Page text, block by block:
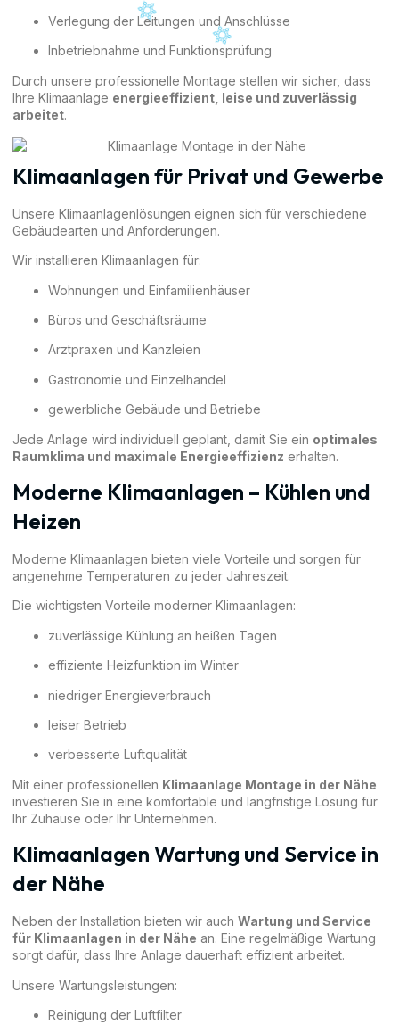
Verlegung der Leitungen und Anschlüsse
Inbetriebnahme und Funktionsprüfung
Durch unsere professionelle Montage stellen wir sicher, dass
Ihre Klimaanlage energieeffizient, leise und zuverlässig
arbeitet.
Klimaanlagen für Privat und Gewerbe
Unsere Klimaanlagenlösungen eignen sich für verschiedene
Gebäudearten und Anforderungen.
Wir installieren Klimaanlagen für:
Wohnungen und Einfamilienhäuser
Büros und Geschäftsräume
Arztpraxen und Kanzleien
Gastronomie und Einzelhandel
gewerbliche Gebäude und Betriebe
Jede Anlage wird individuell geplant, damit Sie ein optimales
Raumklima und maximale Energieeffizienz erhalten.
Moderne Klimaanlagen – Kühlen und
Heizen
Moderne Klimaanlagen bieten viele Vorteile und sorgen für
angenehme Temperaturen zu jeder Jahreszeit.
Die wichtigsten Vorteile moderner Klimaanlagen:
zuverlässige Kühlung an heißen Tagen
effiziente Heizfunktion im Winter
niedriger Energieverbrauch
leiser Betrieb
verbesserte Luftqualität
Mit einer professionellen Klimaanlage Montage in der Nähe
investieren Sie in eine komfortable und langfristige Lösung für
Ihr Zuhause oder Ihr Unternehmen.
Klimaanlagen Wartung und Service in
der Nähe
Neben der Installation bieten wir auch Wartung und Service
für Klimaanlagen in der Nähe an. Eine regelmäßige Wartung
sorgt dafür, dass Ihre Anlage dauerhaft effizient arbeitet.
Unsere Wartungsleistungen:
Reinigung der Luftfilter